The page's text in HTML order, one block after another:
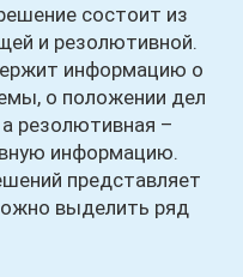
состоит из
и резолютивной.
информацию о
о положении дел
резолютивная –
информацию.
представляет
выделить ряд